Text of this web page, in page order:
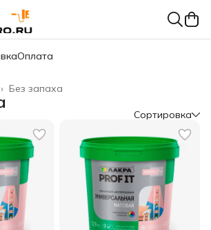
Оплата
Без запаха
›
Сортировка